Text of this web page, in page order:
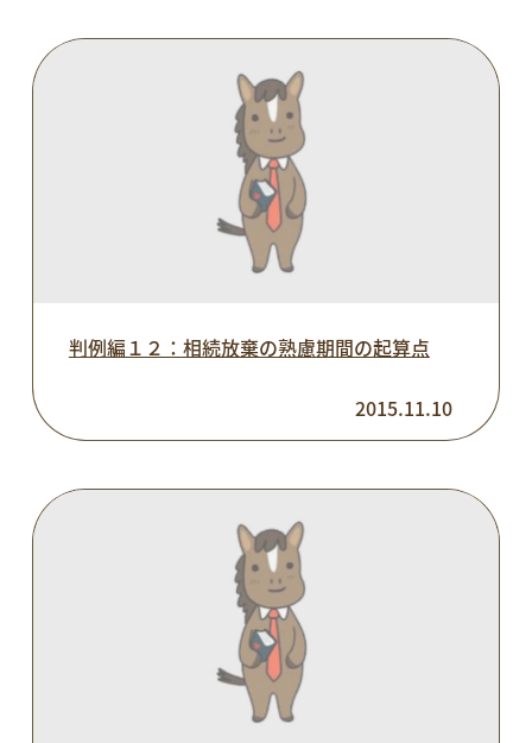
判例編１２：相続放棄の熟慮期間の起算点
2015.11.10